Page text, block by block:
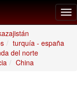
turquía - españa
del norte
China